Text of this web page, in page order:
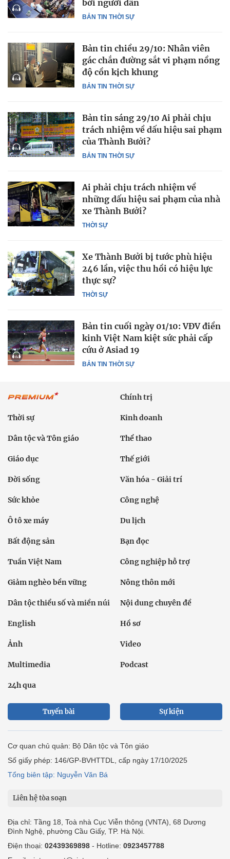
BẢN TIN THỜI SỰ
bới người dân
BẢN TIN THỜI SỰ
Bản tin chiều 29/10: Nhân viên
gác chắn đường sắt vi phạm nồng
độ cồn kịch khung
BẢN TIN THỜI SỰ
Bản tin sáng 29/10 Ai phải chịu
trách nhiệm về dấu hiệu sai phạm
của Thành Bưởi?
THỜI SỰ
Ai phải chịu trách nhiệm về
những dấu hiệu sai phạm của nhà
xe Thành Bưởi?
THỜI SỰ
Xe Thành Bưởi bị tước phù hiệu
246 lần, việc thu hồi có hiệu lực
thực sự?
BẢN TIN THỜI SỰ
Bản tin cuối ngày 01/10: VĐV điền
kinh Việt Nam kiệt sức phải cấp
cứu ở Asiad 19
Chính trị
Thời sự Kinh doanh
Dân tộc và Tôn giáo Thể thao
Giáo dục Thế giới
Đời sống Văn hóa - Giải trí
Sức khỏe Công nghệ
Ô tô xe máy Du lịch
Bất động sản Bạn đọc
Tuần Việt Nam Công nghiệp hỗ trợ
Giảm nghèo bền vững Nông thôn mới
Dân tộc thiểu số và miền núi Nội dung chuyên đề
English Hồ sơ
Ảnh Video
Multimedia Podcast
24h qua
Tuyến bài Sự kiện
Cơ quan chủ quản: Bộ Dân tộc và Tôn giáo
Số giấy phép: 146/GP-BVHTTDL, cấp ngày 17/10/2025
Tổng biên tập: Nguyễn Văn Bá
Liên hệ tòa soạn
Địa chỉ: Tầng 18, Toà nhà Cục Viễn thông (VNTA), 68 Dương
Đình Nghệ, phường Cầu Giấy, TP. Hà Nội.
Điện thoại: 02439369898 - Hotline: 0923457788